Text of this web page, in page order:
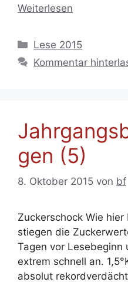
Weiterlesen
Kategorien
Lese 2015
Kommentar
gen (5)
8. Oktober 2015 von bf
Zuckerschock Wie
stiegen die
Tagen vor Lesebeginn
extrem schnell an.
absolut